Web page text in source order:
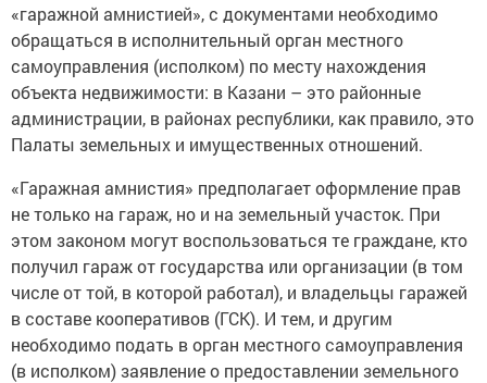
«гаражной амнистией», с документами необходимо
обращаться в исполнительный орган местного
самоуправления (исполком) по месту нахождения
объекта недвижимости: в Казани – это районные
администрации, в районах республики, как правило, это
Палаты земельных и имущественных отношений.
«Гаражная амнистия» предполагает оформление прав
не только на гараж, но и на земельный участок. При
этом законом могут воспользоваться те граждане, кто
получил гараж от государства или организации (в том
числе от той, в которой работал), и владельцы гаражей
в составе кооперативов (ГСК). И тем, и другим
необходимо подать в орган местного самоуправления
(в исполком) заявление о предоставлении земельного